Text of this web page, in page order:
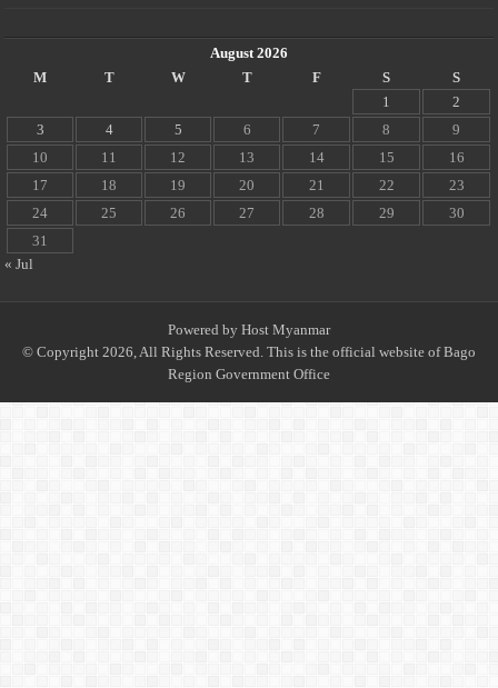
August 2026
M
T W T F S
S
1
2
3
4 5 6 7 8
9
10
11 12 13 14 15
16
17
18 19 20 21 22
23
24
25 26 27 28 29
30
31
« Jul
Powered by Host Myanmar
© Copyright 2026, All Rights Reserved. This is the official website of Bago
Region Government Office